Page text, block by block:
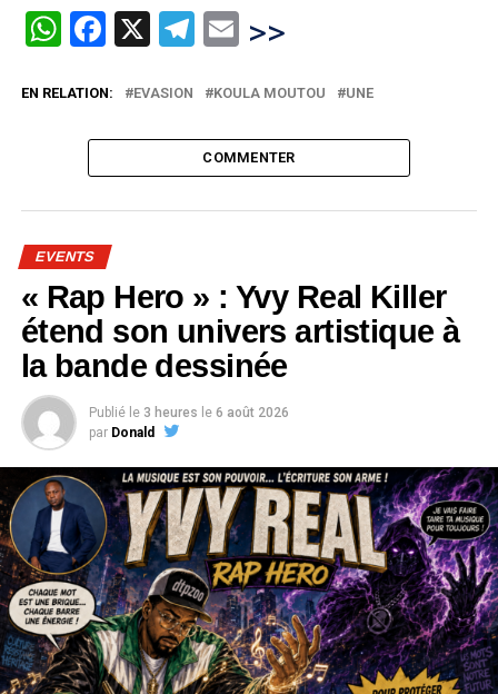
WhatsApp
Facebook
X Telegram
Email
>>
EN RELATION: EVASION KOULA MOUTOU UNE
COMMENTER
EVENTS
« Rap Hero » : Yvy Real Killer
étend son univers artistique à
la bande dessinée
Publié le 3 heures le 6 août 2026
par Donald